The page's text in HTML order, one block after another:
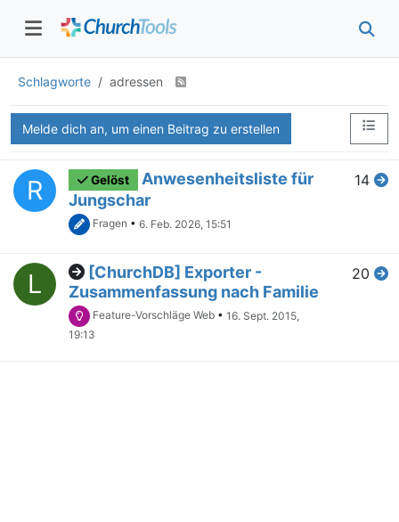
Schlagworte adressen
Melde dich an, um einen Beitrag zu erstellen
R Gelöst
Anwesenheitsliste für
Jungschar
Fragen • 6. Feb. 2026, 15:51
14
L
[ChurchDB] Exporter -
Zusammenfassung nach Familie
Feature-Vorschläge Web • 16. Sept. 2015,
19:13
20